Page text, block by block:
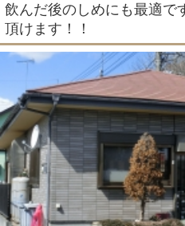
飲んだ後のしめにも最適で
頂けます！！